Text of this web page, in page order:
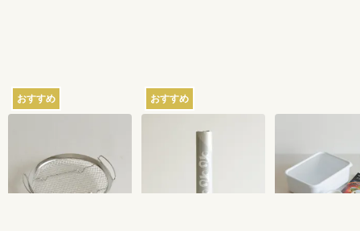
おすすめ
2,750
おすすめ
さささの和晒（わざ
らし）ロール ミシン
器 2.8L